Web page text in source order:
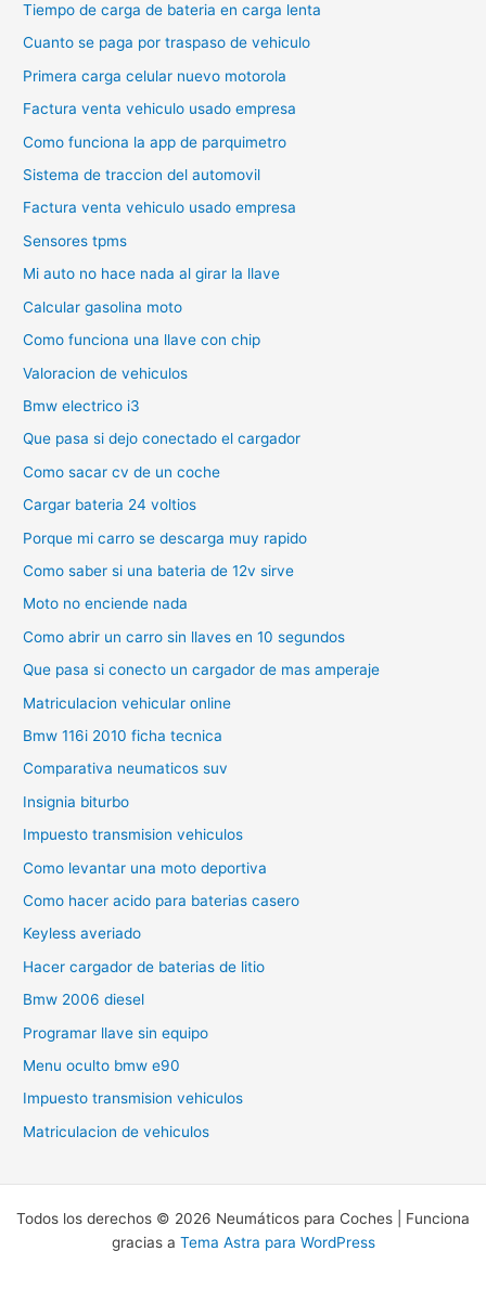
Tiempo de carga de bateria en carga lenta
Cuanto se paga por traspaso de vehiculo
Primera carga celular nuevo motorola
Factura venta vehiculo usado empresa
Como funciona la app de parquimetro
Sistema de traccion del automovil
Factura venta vehiculo usado empresa
Sensores tpms
Mi auto no hace nada al girar la llave
Calcular gasolina moto
Como funciona una llave con chip
Valoracion de vehiculos
Bmw electrico i3
Que pasa si dejo conectado el cargador
Como sacar cv de un coche
Cargar bateria 24 voltios
Porque mi carro se descarga muy rapido
Como saber si una bateria de 12v sirve
Moto no enciende nada
Como abrir un carro sin llaves en 10 segundos
Que pasa si conecto un cargador de mas amperaje
Matriculacion vehicular online
Bmw 116i 2010 ficha tecnica
Comparativa neumaticos suv
Insignia biturbo
Impuesto transmision vehiculos
Como levantar una moto deportiva
Como hacer acido para baterias casero
Keyless averiado
Hacer cargador de baterias de litio
Bmw 2006 diesel
Programar llave sin equipo
Menu oculto bmw e90
Impuesto transmision vehiculos
Matriculacion de vehiculos
Todos los derechos © 2026 Neumáticos para Coches | Funciona
gracias a Tema Astra para WordPress